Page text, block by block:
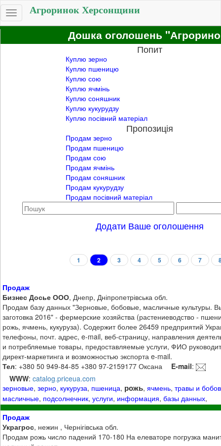
Toggle
navigation
Агроринок Херсонщини
Дошка оголошень
Попит
Куплю зерно
Куплю пшеницю
Куплю сою
Куплю ячмінь
Куплю соняшник
Куплю кукурудзу
Куплю посівний матеріал
Пропозиція
Продам зерно
Продам пшеницю
Продам сою
Продам ячмінь
Продам соняшник
Продам кукурудзу
Продам посівний матеріал
Додати Ваше оголошення
1 2 3 4 5 6 7
Продаж
Бизнес Досье ООО, Днепр, Дніпропетрівська обл.
Продам базу данных "Зерновые, бобовые, масличные культуры.
заготовка 2016" - фермерские хозяйства (растениеводство -
рожь, ячмень, кукуруза). Содержит более 26459 предприятий
телефоны, почт. адрес, e-mail, веб-страницу, направления
и потребляемые товары, предоставляемые услуги, ФИО
директ-маркетинга и возможностью экспорта e-mail.
Тел: +380 50 949-84-85 +380 97-2159177 Оксана E-mail:
WWW:catalog.priceua.com
зерновые,зерно, кукуруза, пшеница, рожь,ячмень,травы и
масличные, подсолнечник,услуги, информация,базы данных,
Продаж
Украгрос, нежин , Чернігівська обл.
Продам рожь число падений 170-180 На елеваторе погрузка